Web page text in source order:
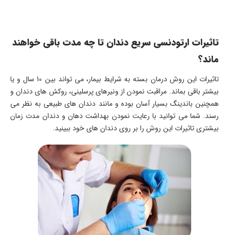
تاثیرات ارتودنسی سریع دندان تا چه مدت باقی خواهند
ماند؟
تاثیرات این روش درمان بسته به شرایط بیمار، می تواند بین 10 سال و یا
بیشتر باقی بماند. مراقبت نمودن از ونیرهای پرسلینی، روکش های دندان و
همچنین باندینگ بسیار آسان بوده و مانند دندان های طبیعی به نظر می
رسند. شما می توانید با رعایت نمودن بهداشت دهان و دندان مدت زمان
بیشتری تاثیرات این روش را بر روی دندان های خود ببینید.